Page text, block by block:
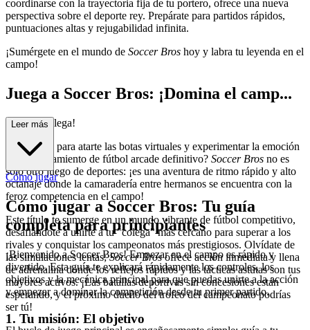
coordinarse con la trayectoria fija de tu portero, ofrece una nueva
perspectiva sobre el deporte rey. Prepárate para partidos rápidos,
puntuaciones altas y rejugabilidad infinita.
¡Sumérgete en el mundo de Soccer Bros hoy y labra tu leyenda en el
campo!
Juega a Soccer Bros: ¡Domina el camp...
o con tu colega!
¿Estás listo para atarte las botas virtuales y experimentar la emoción
del enfrentamiento de fútbol arcade definitivo? Soccer Bros no es
solo otro juego de deportes: ¡es una aventura de ritmo rápido y alto
octanaje donde la camaradería entre hermanos se encuentra con la
feroz competencia en el campo!
Este título te sumerge en un mundo vibrante de fútbol competitivo,
desafiándote a unirte a tu "colega" más cercano para superar a los
rivales y conquistar los campeonatos más prestigiosos. Olvídate de
las simulaciones lentas;Soccer Brosofrece acción inmediata y llena
de adrenalina donde los reflejos rápidos y las tácticas astutas son tus
mayores activos. ¡Las batallas deportivas sin concesiones están
esperando, y el próximo dueño del trofeo del campeonato podrías
ser tú!
Leer más
Cómo jugar
Cómo jugar a Soccer Bros: Tu guía
completa para principiantes
¡Bienvenido a Soccer Bros! Empezar en el campo es rápido y
divertido. Esta guía te explicará rápidamente los controles, los
objetivos y la mecánica principal para que puedas unirte a la acción
y empezar a dominar la competición desde tu primer partido.
1. Tu misión: El objetivo